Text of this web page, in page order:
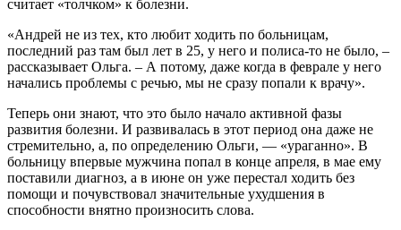
считает «толчком» к болезни.
«Андрей не из тех, кто любит ходить по больницам,
последний раз там был лет в 25, у него и полиса-то не было, –
рассказывает Ольга. – А потому, даже когда в феврале у него
начались проблемы с речью, мы не сразу попали к врачу».
Теперь они знают, что это было начало активной фазы
развития болезни. И развивалась в этот период она даже не
стремительно, а, по определению Ольги, — «ураганно». В
больницу впервые мужчина попал в конце апреля, в мае ему
поставили диагноз, а в июне он уже перестал ходить без
помощи и почувствовал значительные ухудшения в
способности внятно произносить слова.